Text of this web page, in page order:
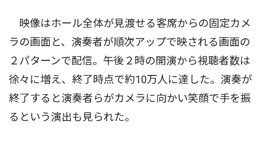
映像はホール全体が見渡せる客席からの固定カメ
ラの画面と、演奏者が順次アップで映される画面の
２パターンで配信。午後２時の開演から視聴者数は
徐々に増え、終了時点で約10万人に達した。演奏が
終了すると演奏者らがカメラに向かい笑顔で手を振
るという演出も見られた。